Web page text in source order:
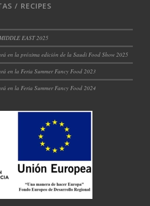
/ RECIPES
EAST 2025
en la próxima edición de la Saudi Food Show 2025
en la Feria Summer Fancy Food 2023
en la Feria Summer Fancy Food 2024